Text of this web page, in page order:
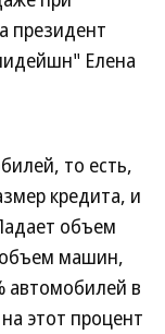
президент
Елена
то есть,
кредита, и
объем
машин,
автомобилей в
этот процент